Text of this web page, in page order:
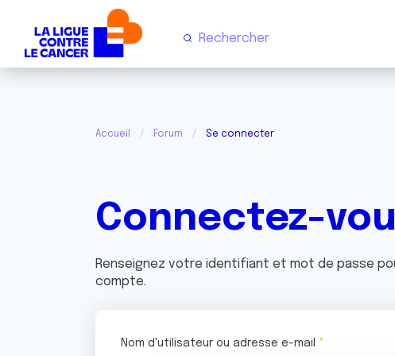
Accueil Forum Se connecter
Connectez-
Renseignez votre identifiant et mot de passe
compte.
Nom d'utilisateur ou adresse e-mail